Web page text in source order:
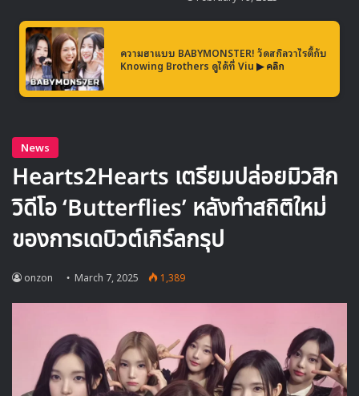
“อีเจฮุน” อธิบายเพิ่มเติมว่า เพราะตัวเขาเองเคยเป็นคนที่ตามไป
ให้กำลังใจคนที่ชื่นชอบเหมือนกัน จึงเข้าใจความรู้สึกของแฟน ๆ
เวลาได้เจอนักแสดงหรือศิลปินที่ปลื้มอย่างลึกซึ้ง และเมื่อใดที่เขา
จัดงานแฟนมีตติ้งหรืองานแจกลายเซ็น เขาจึงพยายามจะ
เรื่องราวของ “อีเจฮุน” กับความเป็นแฟนคลับ “จอนจีฮยอน”
สร้างรอยยิ้มและแรงบันดาลใจให้กับหลายคน ทั้งยังสะท้อนว่า
แม้จะเป็นนักแสดงชื่อดังแล้ว แต่เขาก็ยังไม่ลืมความรู้สึกเมื่อครั้ง
เป็นแฟนคลับในวัยใส หากใครอยากติดตามความน่ารักเพิ่มเติม
ก็สามารถตามชมรายการ “Hyell’s Club” ที่ “อีเจฮุน” และ “ฮเย
ริ” ร่วมสร้างบรรยากาศสนุก ๆ ได้เลย และอย่าลืมจับตาดูผลงาน
ต่อไปของเขา ซึ่งอาจมีเซอร์ไพรส์อีกมากมายในอนาคต
อีเจฮุน มีผลงานซีรีส์เรื่องใหม่ The Art of Negotiation ที่จะ
เริ่มสตรีมให้ได้ชมกันตอนแรกในคืนนี้ 8 มีนาคม รับชมพร้อม
ซับไทยกันได้ที่ Viu
ความฮาแบบ BABYMONSTER! วัดสกิลวาไรตี้กับ
Knowing Brothers ดูได้ที่ Viu ▶ คลิก